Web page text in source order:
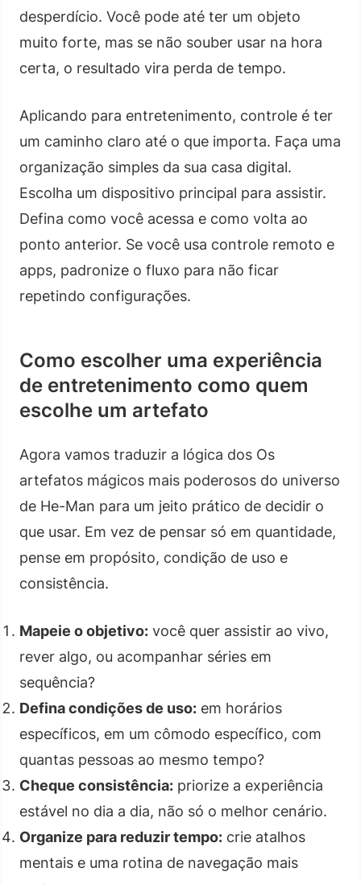
desperdício. Você pode até ter um objeto
muito forte, mas se não souber usar na hora
certa, o resultado vira perda de tempo.
Aplicando para entretenimento, controle é ter
um caminho claro até o que importa. Faça uma
organização simples da sua casa digital.
Escolha um dispositivo principal para assistir.
Defina como você acessa e como volta ao
ponto anterior. Se você usa controle remoto e
apps, padronize o fluxo para não ficar
repetindo configurações.
Como escolher uma experiência
de entretenimento como quem
escolhe um artefato
Agora vamos traduzir a lógica dos Os
artefatos mágicos mais poderosos do universo
de He-Man para um jeito prático de decidir o
que usar. Em vez de pensar só em quantidade,
pense em propósito, condição de uso e
consistência.
Mapeie o objetivo: você quer assistir ao vivo,
rever algo, ou acompanhar séries em
sequência?
Defina condições de uso: em horários
específicos, em um cômodo específico, com
quantas pessoas ao mesmo tempo?
Cheque consistência: priorize a experiência
estável no dia a dia, não só o melhor cenário.
Organize para reduzir tempo: crie atalhos
mentais e uma rotina de navegação mais